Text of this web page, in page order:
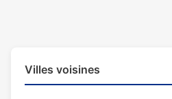
Villes voisines